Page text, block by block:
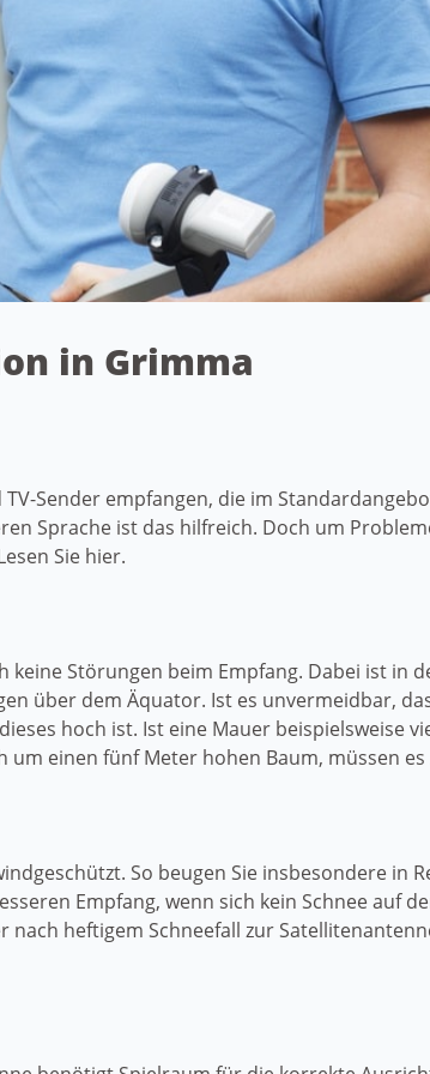
in Grimma
Sender empfangen, die im
Sprache ist das hilfreich. Doch um
Sie hier.
keine Störungen beim Empfang. Dabei ist in
über dem Äquator. Ist es unvermeidbar,
hoch ist. Ist eine Mauer beispielsweise
einen fünf Meter hohen Baum, müssen es
So beugen Sie insbesondere in
Empfang, wenn sich kein Schnee auf
heftigem Schneefall zur